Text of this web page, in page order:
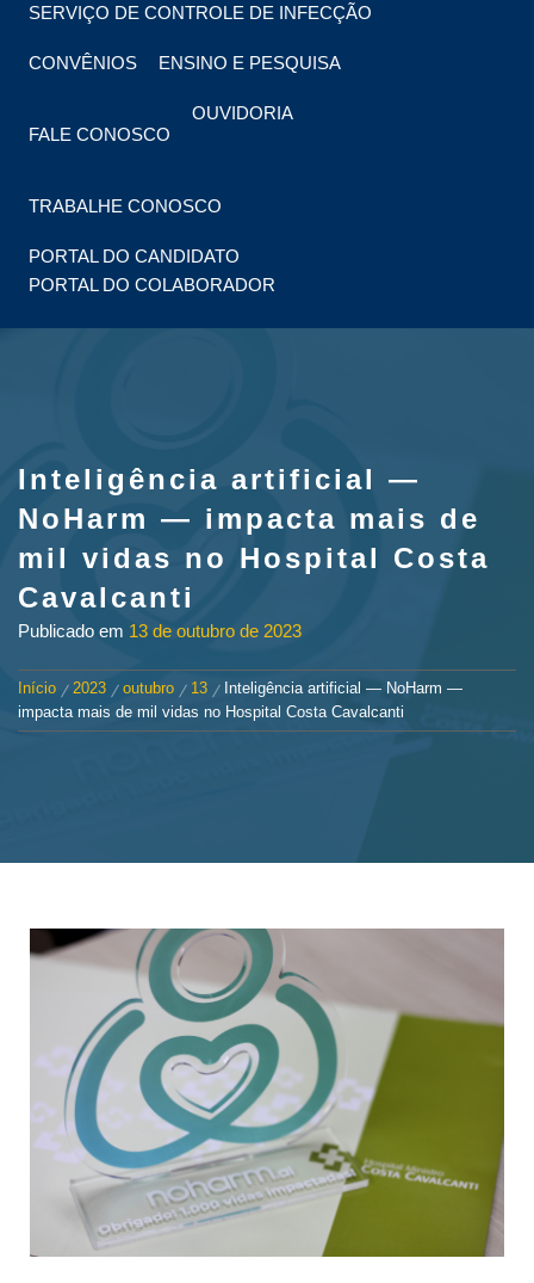
SERVIÇO DE CONTROLE DE INFECÇÃO
CONVÊNIOS ENSINO E PESQUISA
FALE CONOSCO
OUVIDORIA
TRABALHE CONOSCO
PORTAL DO CANDIDATO
PORTAL DO COLABORADOR
Inteligência artificial —
NoHarm — impacta mais de
mil vidas no Hospital Costa
Cavalcanti
Publicado em 13 de outubro de 2023
Início 2023 outubro 13
Inteligência artificial — NoHarm —
impacta mais de mil vidas no Hospital Costa Cavalcanti